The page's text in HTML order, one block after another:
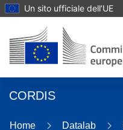
Un sito ufficiale dell’UE
CORDIS
Home Datalab